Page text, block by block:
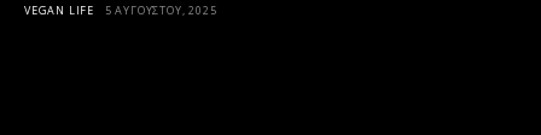
VEGAN LIFE 5 ΑΥΓΟΎΣΤΟΥ, 2025